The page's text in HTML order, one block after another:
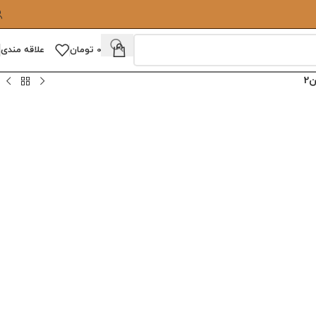
0 تومان علاقه مندی